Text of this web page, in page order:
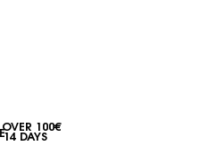
OVER 100€
DAYS